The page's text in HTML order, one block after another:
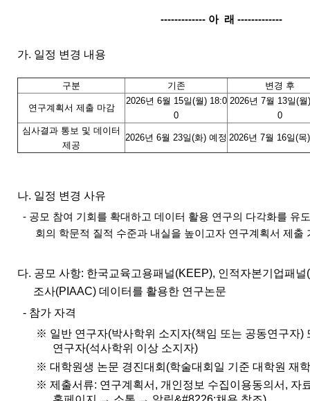
------------- 아 래 -------------
가. 일정 변경 내용
구분 기존 변경 후
연구계획서 제출 마감
2026년 6월 15일(월) 18:0
0
2026년 7월 13일(월
0
심사결과 통보 및 데이터
제공
2026년 6월 23일(화) 예정 2026년 7월 16일(목
나. 일정 변경 사유
- 공모 참여 기회를 확대하고 데이터 활용 연구의 다각화를 유
회의 학문적 질적 수준과 내실을 높이고자 연구계획서 제출
다. 공모 사항: 한국교육고용패널(KEEP), 인적자본기업패
조사(PIAAC) 데이터를 활용한 연구논문
- 참가 자격
※ 일반 연구자(박사학위 소지자(책임 또는 공동연구자)
연구자(석사학위 이상 소지자)
※ 대학원생 논문 경진대회(학술대회일 기준 대학원 재
※ 제출서류: 연구계획서, 개인정보 수집이용동의서, 자